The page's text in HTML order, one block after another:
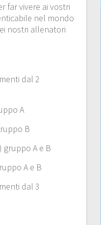
far vivere ai vostri
nel mondo
nostri allenatori
dal 2
A
B
gruppo A e B
A e B
dal 3